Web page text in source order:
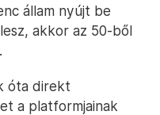
állam nyújt be
akkor az 50-ből
óta direkt
a platformjainak